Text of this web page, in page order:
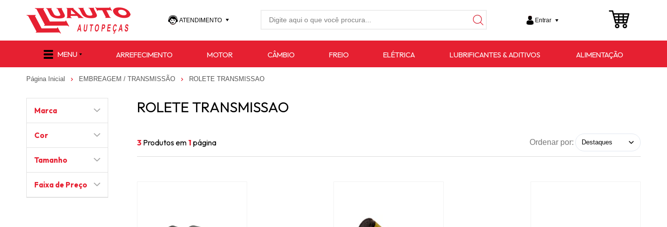
ATENDIMENTO
(47) 3027-4733
Entrar
MENU ARREFECIMENTO MOTOR CÂMBIO FREIO ELÉTRICA LUBRIFICANTES & ADITIVOS ALIMENTAÇÃO
Página Inicial EMBREAGEM / TRANSMISSÃO ROLETE TRANSMISSAO
Marca
Cor
Tamanho
Faixa de Preço
ROLETE TRANSMISSAO
3 Produtos em 1 página Ordenar por: